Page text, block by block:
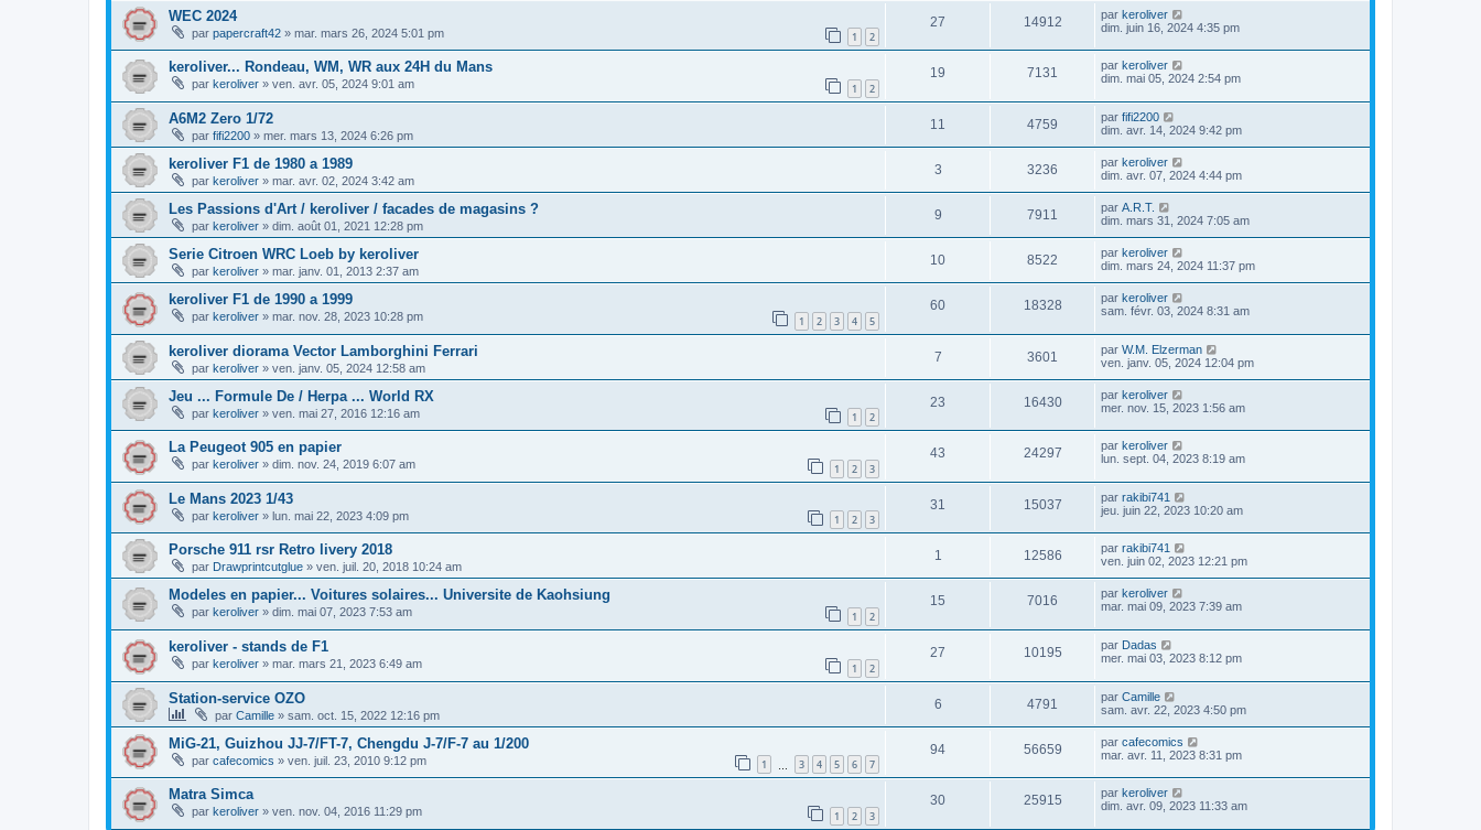
WEC 2024
par papercraft42 » mar. mars 26, 2024 5:01 pm 1 2
27 14912 par keroliver
dim. juin 16, 2024 4:35 pm
keroliver... Rondeau, WM, WR aux 24H du Mans
par keroliver » ven. avr. 05, 2024 9:01 am 1 2
19 7131 par keroliver
dim. mai 05, 2024 2:54 pm
A6M2 Zero 1/72
par fifi2200 » mer. mars 13, 2024 6:26 pm
11 4759 par fifi2200
dim. avr. 14, 2024 9:42 pm
keroliver F1 de 1980 a 1989
par keroliver » mar. avr. 02, 2024 3:42 am
3 3236 par keroliver
dim. avr. 07, 2024 4:44 pm
Les Passions d'Art / keroliver / facades de magasins ?
par keroliver » dim. août 01, 2021 12:28 pm
9 7911 par A.R.T.
dim. mars 31, 2024 7:05 am
Serie Citroen WRC Loeb by keroliver
par keroliver » mar. janv. 01, 2013 2:37 am
10 8522 par keroliver
dim. mars 24, 2024 11:37 pm
keroliver F1 de 1990 a 1999
par keroliver » mar. nov. 28, 2023 10:28 pm 1 2 3 4 5
60 18328 par keroliver
sam. févr. 03, 2024 8:31 am
keroliver diorama Vector Lamborghini Ferrari
par keroliver » ven. janv. 05, 2024 12:58 am
7 3601 par W.M. Elzerman
ven. janv. 05, 2024 12:04 pm
Jeu ... Formule De / Herpa ... World RX
par keroliver » ven. mai 27, 2016 12:16 am 1 2
23 16430 par keroliver
mer. nov. 15, 2023 1:56 am
La Peugeot 905 en papier
par keroliver » dim. nov. 24, 2019 6:07 am 1 2 3
43 24297 par keroliver
lun. sept. 04, 2023 8:19 am
Le Mans 2023 1/43
par keroliver » lun. mai 22, 2023 4:09 pm 1 2 3
31 15037 par rakibi741
jeu. juin 22, 2023 10:20 am
Porsche 911 rsr Retro livery 2018
par Drawprintcutglue » ven. juil. 20, 2018 10:24 am
1 12586 par rakibi741
ven. juin 02, 2023 12:21 pm
Modeles en papier... Voitures solaires... Universite de Kaohsiung
par keroliver » dim. mai 07, 2023 7:53 am 1 2
15 7016 par keroliver
mar. mai 09, 2023 7:39 am
keroliver - stands de F1
par keroliver » mar. mars 21, 2023 6:49 am 1 2
27 10195 par Dadas
mer. mai 03, 2023 8:12 pm
Station-service OZO
par Camille » sam. oct. 15, 2022 12:16 pm
6 4791 par Camille
sam. avr. 22, 2023 4:50 pm
MiG-21, Guizhou JJ-7/FT-7, Chengdu J-7/F-7 au 1/200
par cafecomics » ven. juil. 23, 2010 9:12 pm 1 3 4 5 6 7
94 56659 par cafecomics
mar. avr. 11, 2023 8:31 pm
Matra Simca
par keroliver » ven. nov. 04, 2016 11:29 pm 1 2 3
30 25915 par keroliver
dim. avr. 09, 2023 11:33 am